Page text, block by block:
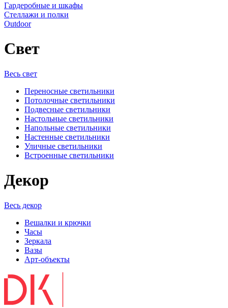
Гардеробные и шкафы
Стеллажи и полки
Outdoor
Свет
Весь свет
Переносные светильники
Потолочные светильники
Подвесные светильники
Настольные светильники
Напольные светильники
Настенные светильники
Уличные светильники
Встроенные светильники
Декор
Весь декор
Вешалки и крючки
Часы
Зеркала
Вазы
Арт-объекты